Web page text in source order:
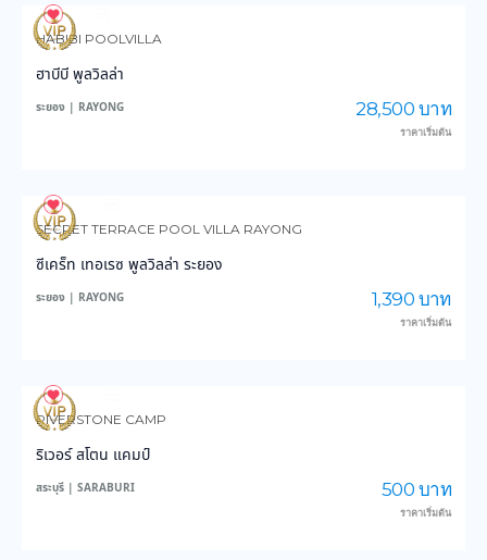
94
HABIBI POOLVILLA
ฮาบีบี พูลวิลล่า
ระยอง | RAYONG 28,500 บาท
ราคาเริ่มต้น
116
SECRET TERRACE POOL VILLA RAYONG
ซีเคร็ท เทอเรซ พูลวิลล่า ระยอง
ระยอง | RAYONG 1,390 บาท
ราคาเริ่มต้น
116
RIVERSTONE CAMP
ริเวอร์ สโตน แคมป์
สระบุรี | SARABURI 500 บาท
ราคาเริ่มต้น